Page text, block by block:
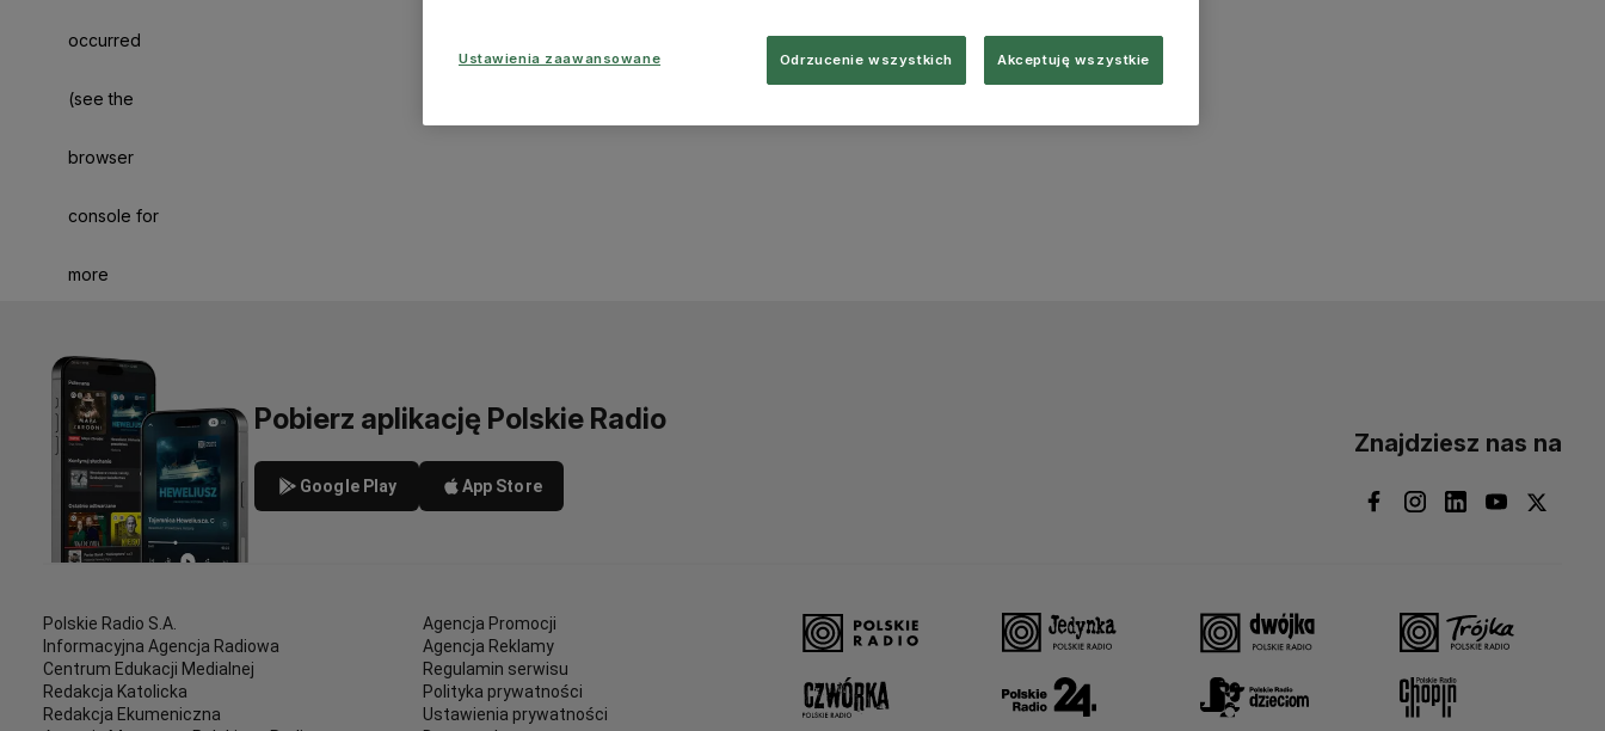
occurred
(see the
browser
console for
more
Pobierz aplikację Polskie Radio
Google Play App Store
Znajdziesz nas na
Polskie Radio S.A.
Informacyjna Agencja Radiowa
Centrum Edukacji Medialnej
Redakcja Katolicka
Redakcja Ekumeniczna
Agencja Promocji
Agencja Reklamy
Regulamin serwisu
Polityka prywatności
Ustawienia prywatności
Ustawienia zaawansowane Odrzucenie wszystkich Akceptuję wszystkie